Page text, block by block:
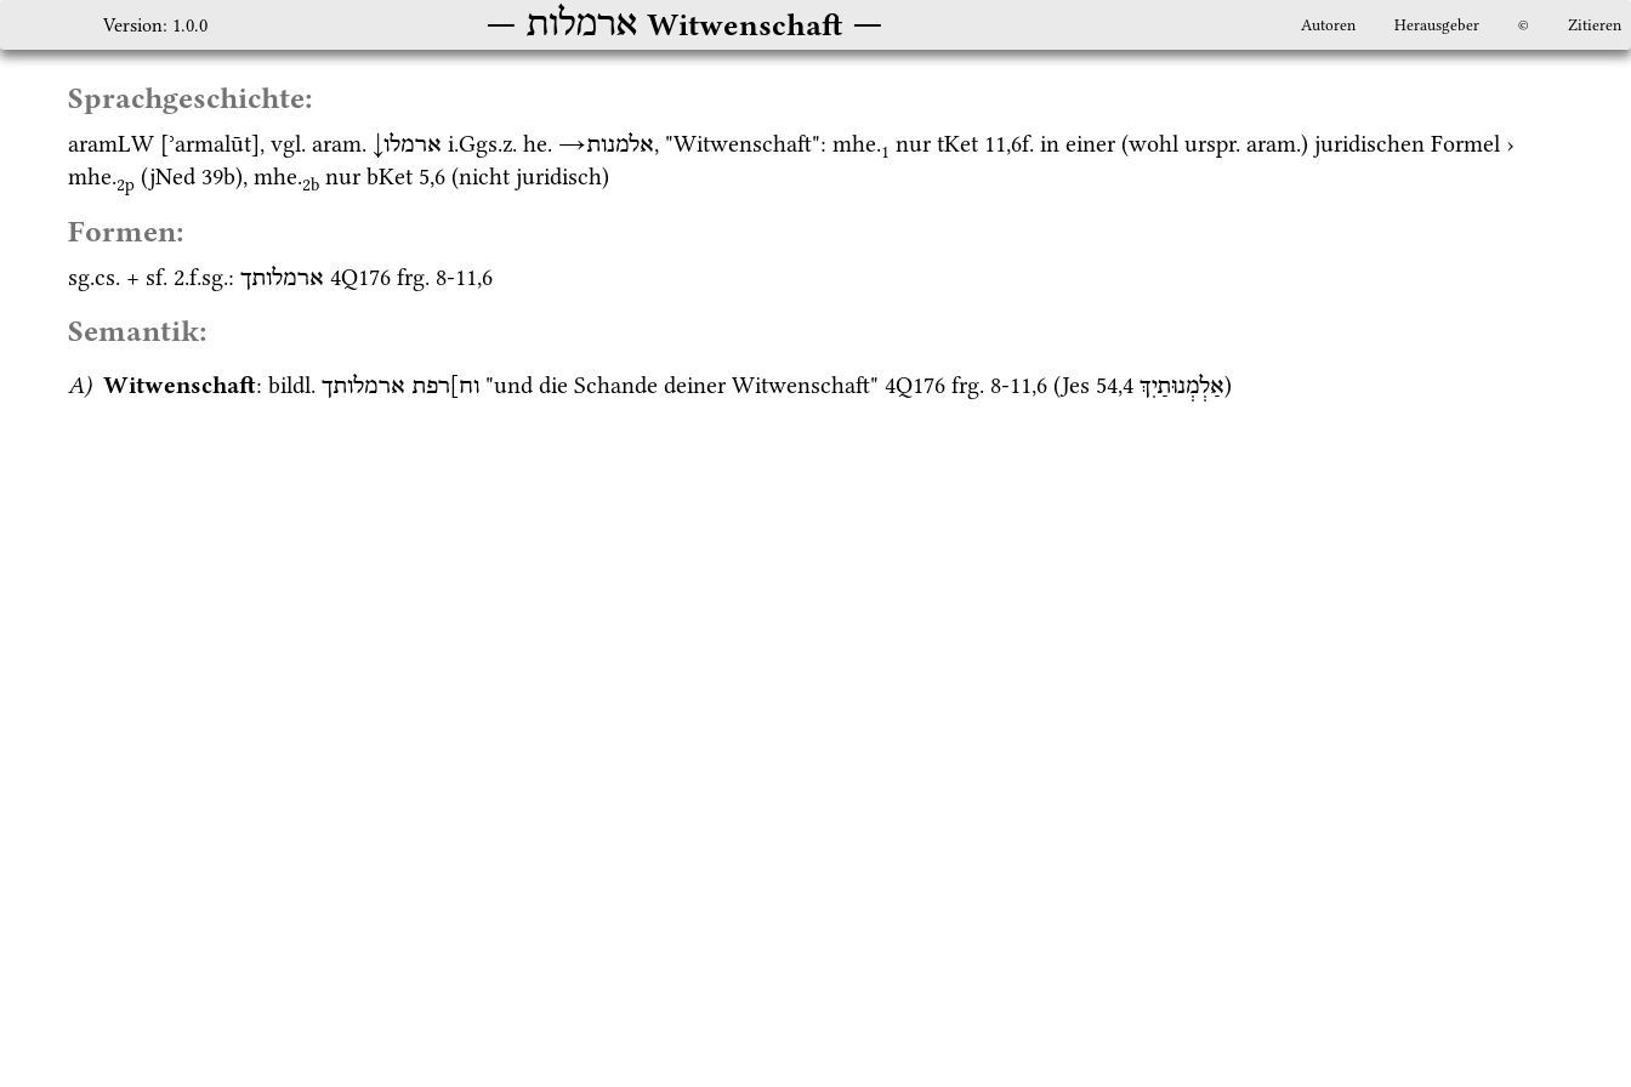
ארמלות Witwenschaft
Version: 1.0.0 Autoren Herausgeber © Zitieren
Sprachgeschichte:
aramLW [ʾarmalūt], vgl. aram. ארמלו i.Ggs.z. he. →אלמנות, "Witwenschaft": mhe.1 nur tKet 11,6f. in einer (wohl urspr. aram.
mhe.2p (jNed 39b), mhe.2b nur bKet 5,6 (nicht juridisch)
Formen:
sg.cs. + sf. 2.f.sg.: ארמלותך 4Q176 frg. 8-11,6
Semantik:
A) Witwenschaft: bildl. וח]רפת ארמלותך "und die Schande deiner Witwenschaft" 4Q176 frg. 8-11,6 (Jes 54,4 אַלְמְנוּתַיִךְ)